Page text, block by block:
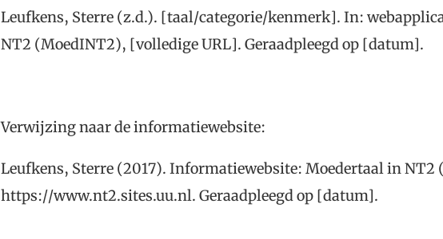
Leufkens, Sterre (z.d.). [taal/categorie/kenmerk]. In:
NT2 (MoedINT2), [volledige URL]. Geraadpleegd op [datum].
Verwijzing naar de informatiewebsite:
Leufkens, Sterre (2017). Informatiewebsite: Moedertaal in NT2
https://www.nt2.sites.uu.nl. Geraadpleegd op [datum].